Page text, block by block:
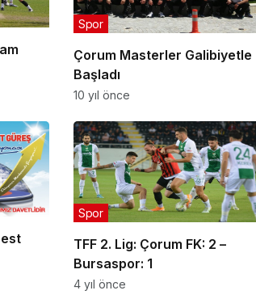
Çorum Masterler Galibiyetle
Başladı
Spor
10 yıl önce
TFF 2. Lig: Çorum FK: 2 –
Bursaspor: 1
Spor
4 yıl önce